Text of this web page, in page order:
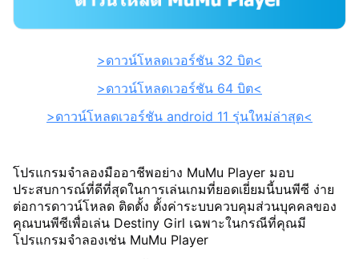
>ดาวน์โหลดเวอร์ชัน 32 บิต<
>ดาวน์โหลดเวอร์ชัน 64 บิต<
>ดาวน์โหลดเวอร์ชัน android 11 รุ่นใหม่ล่าสุด<
โปรแกรมจำลองมืออาชีพอย่าง MuMu Player มอบ
ประสบการณ์ที่ดีที่สุดในการเล่นเกมที่ยอดเยี่ยมนี้บนพีซี ง่าย
ต่อการดาวน์โหลด ติดตั้ง ตั้งค่าระบบควบคุมส่วนบุคคลของ
คุณบนพีซีเพื่อเล่น Destiny Girl เฉพาะในกรณีที่คุณมี
โปรแกรมจำลองเช่น MuMu Player